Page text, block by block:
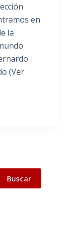
en
la
(Ver
Buscar